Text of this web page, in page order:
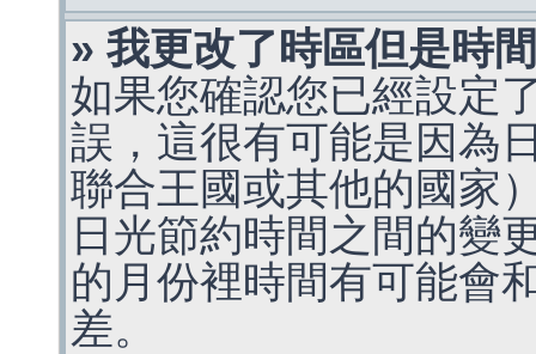
» 我更改了時區但是時
如果您確認您已經設定
誤，這很有可能是因為
聯合王國或其他的國家
日光節約時間之間的變
的月份裡時間有可能會
差。